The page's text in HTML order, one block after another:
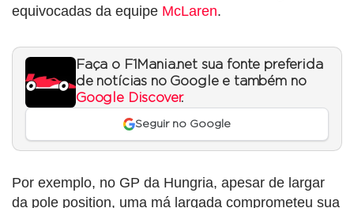
equivocadas da equipe McLaren.
Faça o F1Mania.net sua fonte preferida
de notícias no Google e também no
Google Discover.
Seguir no Google
Por exemplo, no GP da Hungria, apesar de largar
da pole position, uma má largada comprometeu sua